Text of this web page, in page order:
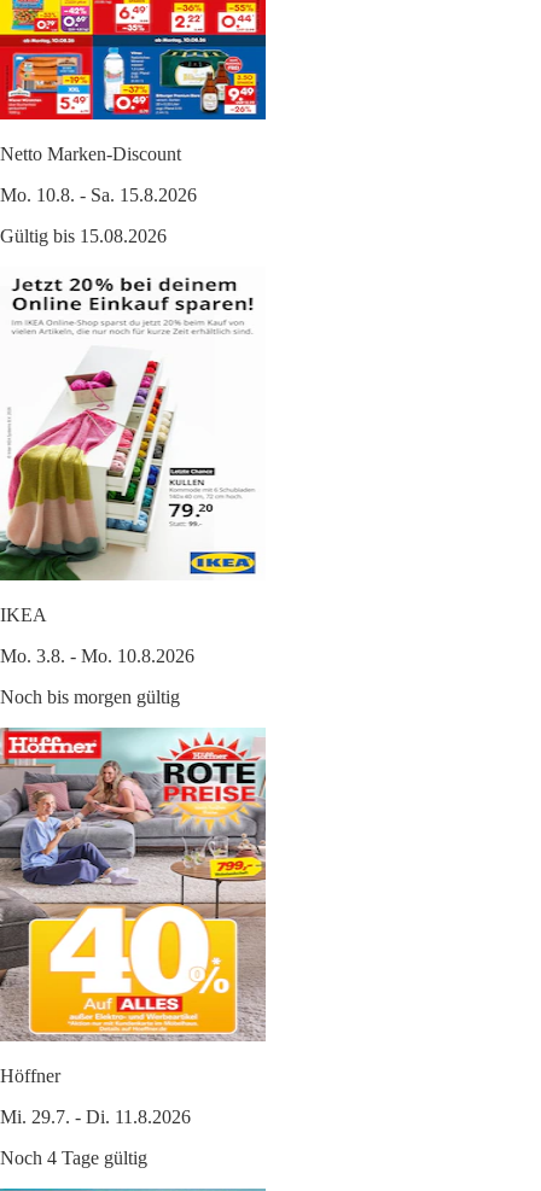
Netto Marken-Discount
Mo. 10.8. - Sa. 15.8.2026
Gültig bis 15.08.2026
IKEA
Mo. 3.8. - Mo. 10.8.2026
Noch bis morgen gültig
Höffner
Mi. 29.7. - Di. 11.8.2026
Noch 4 Tage gültig